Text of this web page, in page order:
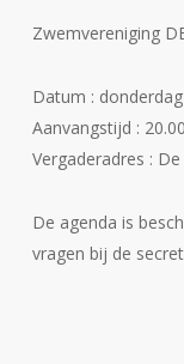
Zwemvereniging
Datum :
Aanvangstijd :
Vergaderadres :
De agenda is
vragen bij de